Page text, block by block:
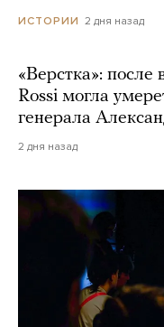
ИСТОРИИ 2 дня назад
«Верстка»: после
Rossi могла
генерала
2 дня назад